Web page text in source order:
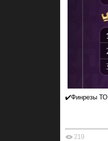
✔️Финрезы
219